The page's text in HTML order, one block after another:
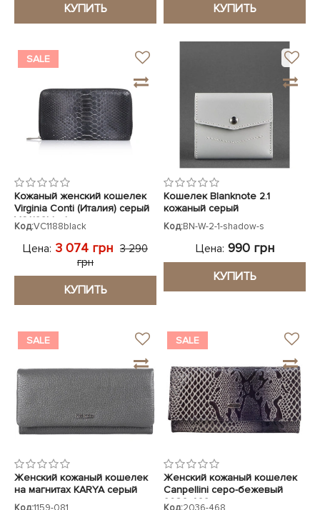
КУПИТЬ КУПИТЬ
SALE
Кожаный женский кошелек
Virginia Conti (Италия) серый
VC1188black
Код:VC1188black
Цена: 3 074 грн 3 290
грн
КУПИТЬ
Кошелек Blanknote 2.1
кожаный серый
Код:BN-W-2-1-shadow-s
Цена: 990 грн
КУПИТЬ
SALE
Женский кожаный кошелек
на магнитах KARYA серый
SALE
Женский кожаный кошелек
Canpellini серо-бежевый
2036-468 лак